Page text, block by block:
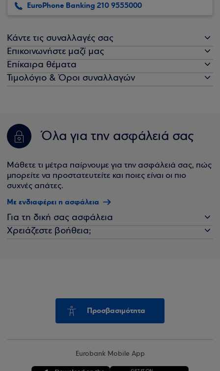
EuroPhone Banking 210 9555000
Κάντε τις συναλλαγές σας
Επικοινωνήστε μαζί μας
Επίκαιρα θέματα
Τιμολόγιο & Όροι συναλλαγών
Όλα για την ασφάλειά σας
Μάθετε τι μέτρα παίρνουμε για την ασφάλειά σας, πώς
μπορείτε να προστατευτείτε και ποιες είναι οι πιο
συχνές απάτες.
Με ενδιαφέρει η ασφάλεια
Για τη δική σας ασφάλεια
Χρειάζεστε βοήθεια;
Προσβασιμότητα
Eurobank Mobile App